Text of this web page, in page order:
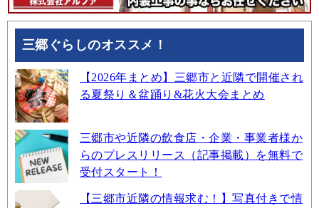
三郷ぐらしのオススメ！
【2026年まとめ】三郷市と近隣で開催され
る夏祭り＆盆踊り&花火大会まとめ
三郷市や近隣の飲食店・企業・事業者様か
らのプレスリリース（記事掲載）を無料で
受付スタート！
【三郷市近隣の情報求む！】写真付きで情